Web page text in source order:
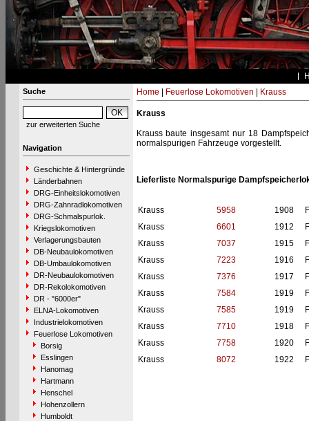
Suche
zur erweiterten Suche
Navigation
Geschichte & Hintergründe
Länderbahnen
DRG-Einheitslokomotiven
DRG-Zahnradlokomotiven
DRG-Schmalspurlok.
Kriegslokomotiven
Verlagerungsbauten
DB-Neubaulokomotiven
DB-Umbaulokomotiven
DR-Neubaulokomotiven
DR-Rekolokomotiven
DR - "6000er"
ELNA-Lokomotiven
Industrielokomotiven
Feuerlose Lokomotiven
Borsig
Esslingen
Hanomag
Hartmann
Henschel
Hohenzollern
Humboldt
Home Feuerlose Lokomotiven Krauss
Krauss
Krauss baute insgesamt nur 18
normalspurigen Fahrzeuge vorgestellt.
Lieferliste Normalspurige
Krauss 5958 1908
Krauss
6601 1912
Krauss
7037 1915
Krauss
7223 1916
Krauss
7376 1917
Krauss
7584 1919
Krauss
7585 1919
Krauss
7710 1918
Krauss
7758 1920
Krauss
8072 1922